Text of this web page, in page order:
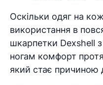
Оскільки одяг на
використання в
шкарпетки Dexshell
ногам комфорт
який стає причиною